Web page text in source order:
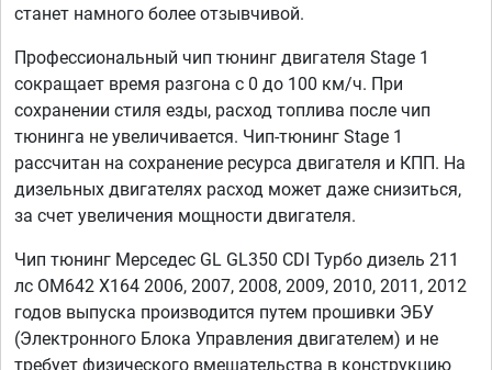
станет намного более отзывчивой.
Профессиональный чип тюнинг двигателя Stage 1
сокращает время разгона с 0 до 100 км/ч. При
сохранении стиля езды, расход топлива после чип
тюнинга не увеличивается. Чип-тюнинг Stage 1
рассчитан на сохранение ресурса двигателя и КПП. На
дизельных двигателях расход может даже снизиться,
за счет увеличения мощности двигателя.
Чип тюнинг Мерседес GL GL350 CDI Турбо дизель 211
лс OM642 X164 2006, 2007, 2008, 2009, 2010, 2011, 2012
годов выпуска производится путем прошивки ЭБУ
(Электронного Блока Управления двигателем) и не
требует физического вмешательства в конструкцию